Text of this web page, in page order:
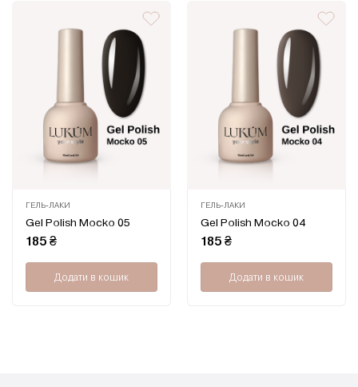
ГЕЛЬ-ЛАКИ
Оцінено
в
Gel Polish Mocko 05
185₴
Додати в кошик
ГЕЛЬ-ЛАКИ
Оцінено
в
Gel Polish Mocko 04
185₴
Додати в кошик